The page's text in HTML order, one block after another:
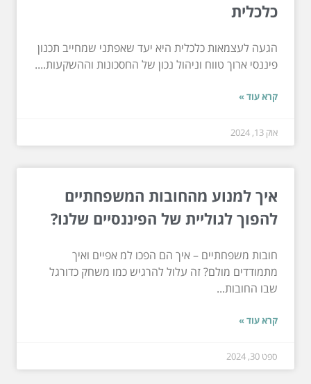
כלכלית
הגעה לעצמאות כלכלית היא יעד שאפתני שמחייב תכנון
פיננסי ארוך טווח וניהול נכון של החסכונות וההשקעות....
קרא עוד »
אוק 13, 2024
איך למנוע מהחובות המשפחתיים
להפוך לגוליית של הפיננסיים שלנו?
חובות משפחתיים – איך הם הפכו למ אפיים ואיך
מתמודדים מולם? זה עלול להרגיש כמו משחק כדורגל
שבו החובות...
קרא עוד »
ספט 30, 2024